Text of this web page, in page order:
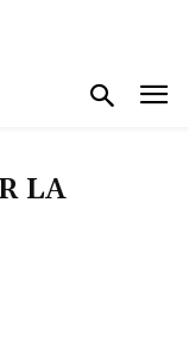
LA